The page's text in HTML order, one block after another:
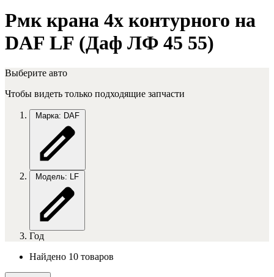
Рмк крана 4х контурного на
DAF LF (Даф ЛФ 45 55)
Выберите авто
Чтобы видеть только подходящие запчасти
Марка: DAF
Модель: LF
Год
Найдено 10 товаров